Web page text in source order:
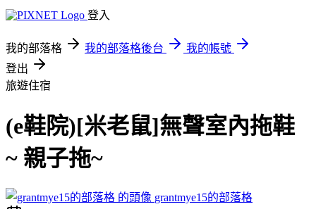
登入
我的部落格 我的部落格後台
我的帳號
登出
旅遊住宿
(e鞋院)[米老鼠]無聲室內拖鞋
~ 親子拖~
grantmye15的部落格